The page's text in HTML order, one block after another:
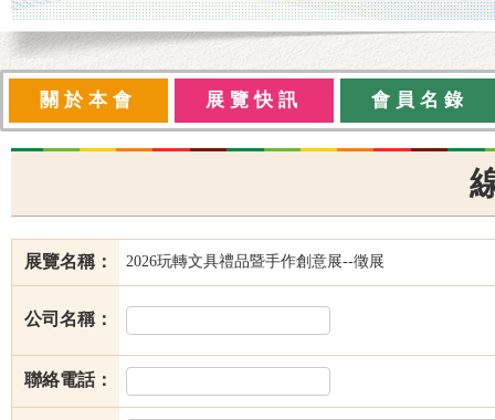
關於本會 展覽快訊 會員名錄
展覽名稱： 2026玩轉文具禮品暨手作創意展--徵展
公司名稱：
聯絡電話：